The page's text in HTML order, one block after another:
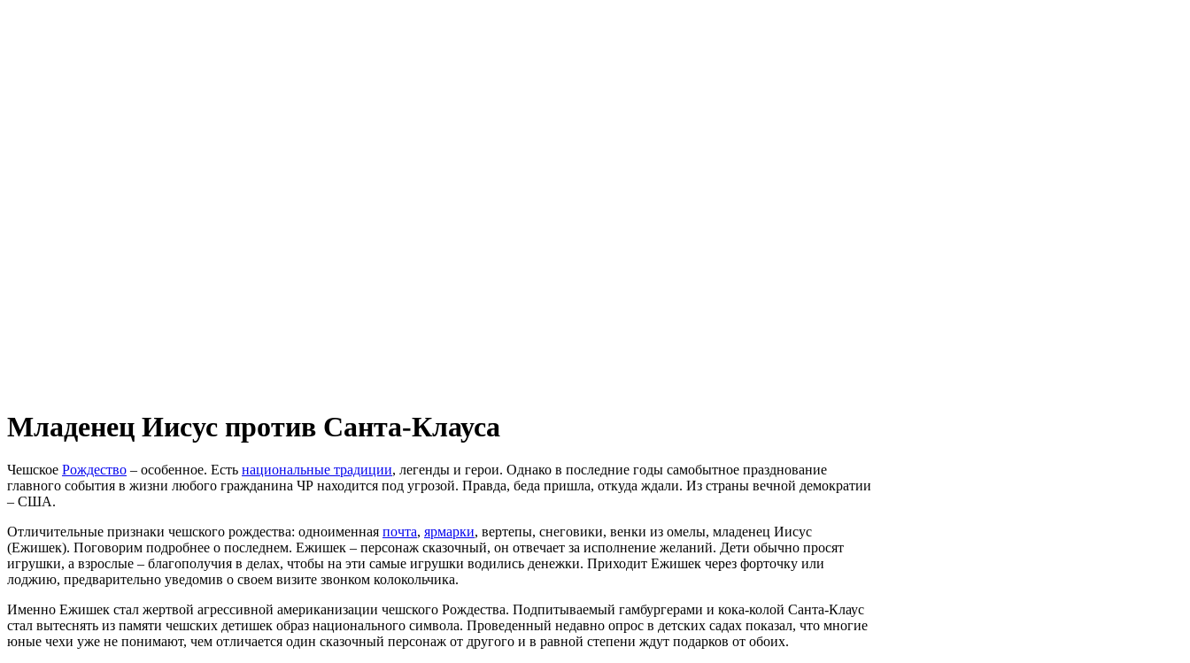
Младенец Иисус против Санта-Клауса
Чешское Рождество – особенное. Есть национальные традиции, легенды и герои. Однако в последние годы самобытное празднование
главного события в жизни любого гражданина ЧР находится под угрозой. Правда, беда пришла, откуда ждали. Из страны вечной демократии
– США.
Отличительные признаки чешского рождества: одноименная почта, ярмарки, вертепы, снеговики, венки из омелы, младенец Иисус
(Ежишек). Поговорим подробнее о последнем. Ежишек – персонаж сказочный, он отвечает за исполнение желаний. Дети обычно просят
игрушки, а взрослые – благополучия в делах, чтобы на эти самые игрушки водились денежки. Приходит Ежишек через форточку или
лоджию, предварительно уведомив о своем визите звонком колокольчика.
Именно Ежишек стал жертвой агрессивной американизации чешского Рождества. Подпитываемый гамбургерами и кока-колой Санта-Клаус
стал вытеснять из памяти чешских детишек образ национального символа. Проведенный недавно опрос в детских садах показал, что многие
юные чехи уже не понимают, чем отличается один сказочный персонаж от другого и в равной степени ждут подарков от обоих.